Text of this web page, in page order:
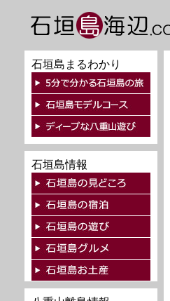
石垣島まるわかり
石垣島情報